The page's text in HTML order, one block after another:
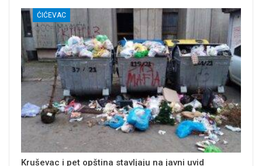
ĆIĆEVAC
Kruševac i pet opština stavljaju na javni uvid